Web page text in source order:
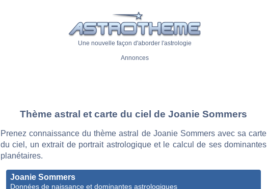
Une nouvelle façon d'aborder l'astrologie
Annonces
Thème astral et carte du ciel de Joanie Sommers
Prenez connaissance du thème astral de Joanie Sommers avec sa carte
du ciel, un extrait de portrait astrologique et le calcul de ses dominantes
planétaires.
Joanie Sommers
Données de naissance et dominantes astrologiques